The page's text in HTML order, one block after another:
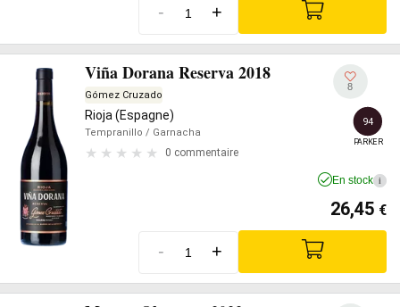
- +
Viña Dorana Reserva 2018
Gómez Cruzado
Rioja (Espagne)
Tempranillo / Garnacha
0 commentaire
8
94
PARKER
En stock i
26,45 €
- +